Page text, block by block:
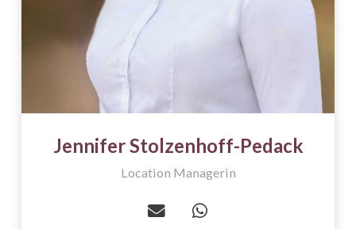
Jennifer Stolzenhoff-Pedack
Location Managerin